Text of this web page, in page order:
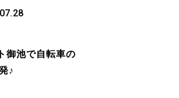
御池で自転車の
♪